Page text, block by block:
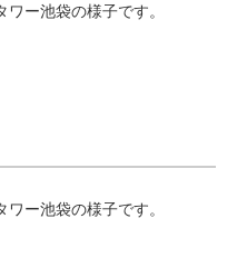
ー池袋の様子です。
ー池袋の様子です。